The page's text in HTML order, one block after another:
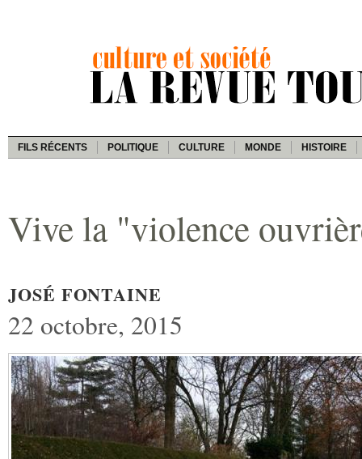
FILS RÉCENTS POLITIQUE CULTURE MONDE HISTOIRE
Vive la "violence
JOSÉ FONTAINE
22 octobre, 2015